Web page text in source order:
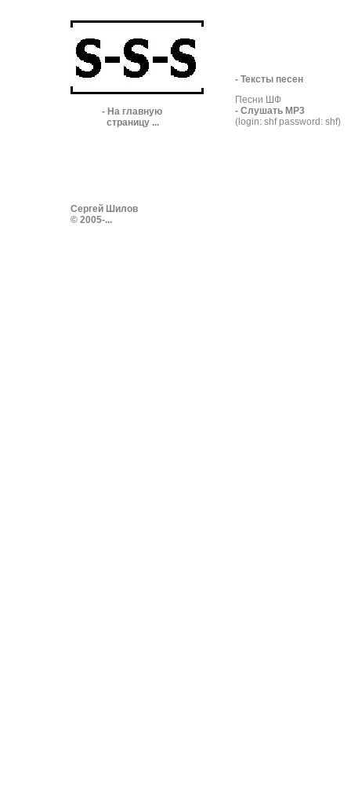
- На главную
страницу ...
Сергей Шилов
© 2005-...
- Тексты песен
Песни ШФ
- Слушать MP3
(login: shf password: shf)